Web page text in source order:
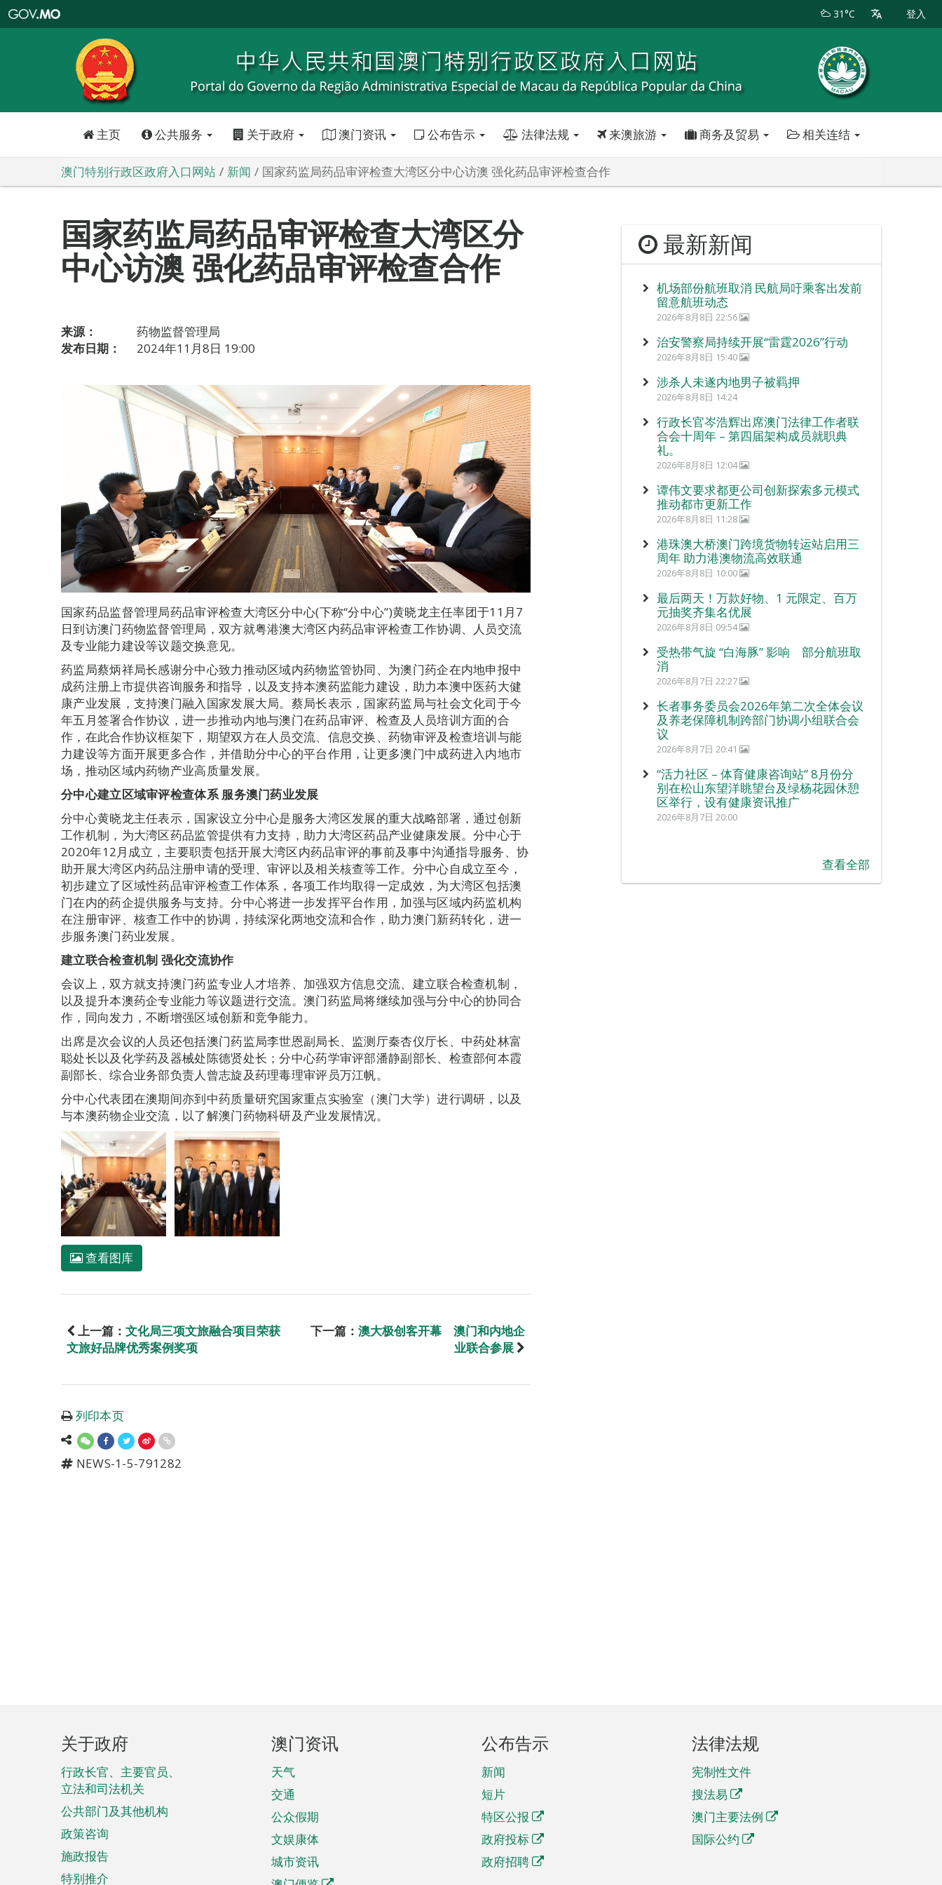
特
政
区
政
口
31°C 登入
主页 公共服务 关于政府 澳门资讯 公布告示 法律法规 来澳旅游 商务及贸易 相关连结
澳门特别行政区政府入口网站 新闻 国家药监局药品审评检查大湾区分中心访澳 强化药品审评检查合作
国家药监局药品审评检查大湾区分
中心访澳 强化药品审评检查合作
来源：
药物监督管理局
发布日期：
2024年11月8日 19:00
国家药品监督管理局药品审评检查大湾区分中心(下称“分中心”)黄晓龙主任率团于11月7
日到访澳门药物监督管理局，双方就粤港澳大湾区内药品审评检查工作协调、人员交流
及专业能力建设等议题交换意见。
药监局蔡炳祥局长感谢分中心致力推动区域内药物监管协同、为澳门药企在内地申报中
成药注册上市提供咨询服务和指导，以及支持本澳药监能力建设，助力本澳中医药大健
康产业发展，支持澳门融入国家发展大局。蔡局长表示，国家药监局与社会文化司于今
年五月签署合作协议，进一步推动内地与澳门在药品审评、检查及人员培训方面的合
作，在此合作协议框架下，期望双方在人员交流、信息交换、药物审评及检查培训与能
力建设等方面开展更多合作，并借助分中心的平台作用，让更多澳门中成药进入内地市
场，推动区域内药物产业高质量发展。
分中心建立区域审评检查体系 服务澳门药业发展
分中心黄晓龙主任表示，国家设立分中心是服务大湾区发展的重大战略部署，通过创新
工作机制，为大湾区药品监管提供有力支持，助力大湾区药品产业健康发展。分中心于
2020年12月成立，主要职责包括开展大湾区内药品审评的事前及事中沟通指导服务、协
助开展大湾区内药品注册申请的受理、审评以及相关核查等工作。分中心自成立至今，
初步建立了区域性药品审评检查工作体系，各项工作均取得一定成效，为大湾区包括澳
门在内的药企提供服务与支持。分中心将进一步发挥平台作用，加强与区域内药监机构
在注册审评、核查工作中的协调，持续深化两地交流和合作，助力澳门新药转化，进一
步服务澳门药业发展。
建立联合检查机制 强化交流协作
会议上，双方就支持澳门药监专业人才培养、加强双方信息交流、建立联合检查机制，
以及提升本澳药企专业能力等议题进行交流。澳门药监局将继续加强与分中心的协同合
作，同向发力，不断增强区域创新和竞争能力。
出席是次会议的人员还包括澳门药监局李世恩副局长、监测厅秦杏仪厅长、中药处林富
聪处长以及化学药及器械处陈德贤处长；分中心药学审评部潘静副部长、检查部何本霞
副部长、综合业务部负责人曾志旋及药理毒理审评员万江帆。
分中心代表团在澳期间亦到中药质量研究国家重点实验室（澳门大学）进行调研，以及
与本澳药物企业交流，以了解澳门药物科研及产业发展情况。
查看图库
上一篇： 文化局三项文旅融合项目荣获
文旅好品牌优秀案例奖项
下一篇： 澳大极创客开幕 澳门和内地企
业联合参展
列印本页
NEWS-1-5-791282
最新新闻
机场部份航班取消 民航局吁乘客出发前
留意航班动态
2026年8月8日 22:56
治安警察局持续开展“雷霆2026”行动
2026年8月8日 15:40
涉杀人未遂内地男子被羁押
2026年8月8日 14:24
行政长官岑浩辉出席澳门法律工作者联
合会十周年 – 第四届架构成员就职典
礼。
2026年8月8日 12:04
谭伟文要求都更公司创新探索多元模式
推动都市更新工作
2026年8月8日 11:28
港珠澳大桥澳门跨境货物转运站启用三
周年 助力港澳物流高效联通
2026年8月8日 10:00
最后两天！万款好物、1 元限定、百万
元抽奖齐集名优展
2026年8月8日 09:54
受热带气旋 “白海豚” 影响 部分航班取
消
2026年8月7日 22:27
长者事务委员会2026年第二次全体会议
及养老保障机制跨部门协调小组联合会
议
2026年8月7日 20:41
“活力社区 – 体育健康咨询站” 8月份分
别在松山东望洋眺望台及绿杨花园休憩
区举行，设有健康资讯推广
2026年8月7日 20:00
查看全部
页
脚
菜
单
关于政府
行政长官、主要官员、
立法和司法机关
公共部门及其他机构
政策咨询
施政报告
特别推介
澳门资讯
天气
交通
公众假期
文娱康体
城市资讯
公布告示
新闻
短片
特区公报
政府投标
政府招聘
法律法规
宪制性文件
搜法易
澳门主要法例
国际公约